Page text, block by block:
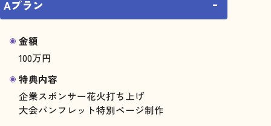
Aプラン
金額
100万円
特典内容
企業スポンサー花火打ち上げ
大会パンフレット特別ページ制作
八戸花火大会について
有料観覧席チケット